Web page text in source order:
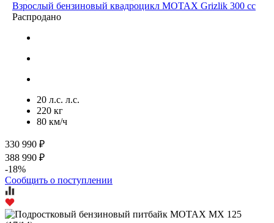
Взрослый бензиновый квадроцикл MOTAX Grizlik 300 cc
Распродано
20 л.с. л.с.
220 кг
80 км/ч
330 990 ₽
388 990 ₽
-18%
Сообщить о поступлении